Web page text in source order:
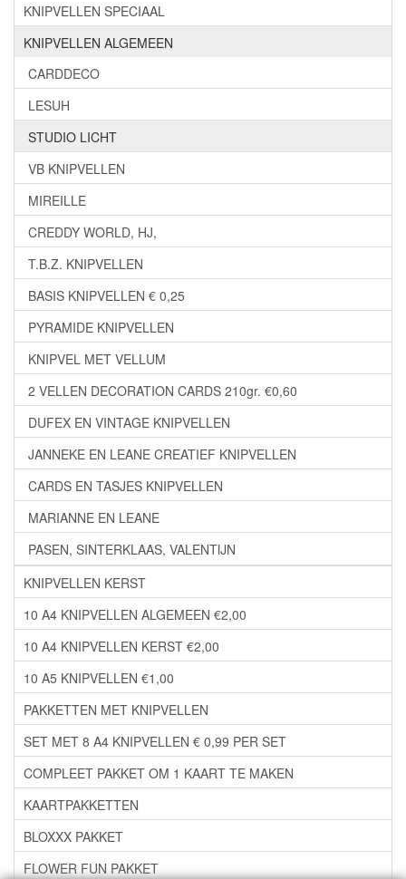
KNIPVELLEN SPECIAAL
KNIPVELLEN ALGEMEEN
CARDDECO
LESUH
STUDIO LICHT
VB KNIPVELLEN
MIREILLE
CREDDY WORLD, HJ,
T.B.Z. KNIPVELLEN
BASIS KNIPVELLEN € 0,25
PYRAMIDE KNIPVELLEN
KNIPVEL MET VELLUM
2 VELLEN DECORATION CARDS 210gr. €0,60
DUFEX EN VINTAGE KNIPVELLEN
JANNEKE EN LEANE CREATIEF KNIPVELLEN
CARDS EN TASJES KNIPVELLEN
MARIANNE EN LEANE
PASEN, SINTERKLAAS, VALENTIJN
KNIPVELLEN KERST
10 A4 KNIPVELLEN ALGEMEEN €2,00
10 A4 KNIPVELLEN KERST €2,00
10 A5 KNIPVELLEN €1,00
PAKKETTEN MET KNIPVELLEN
SET MET 8 A4 KNIPVELLEN € 0,99 PER SET
COMPLEET PAKKET OM 1 KAART TE MAKEN
KAARTPAKKETTEN
BLOXXX PAKKET
FLOWER FUN PAKKET